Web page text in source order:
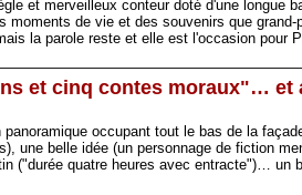
et merveilleux conteur doté d'une longue
de vie et des souvenirs que
la parole reste et elle est l'occasion pour
et cinq contes moraux"… et
occupant tout le bas de la
une belle idée (un personnage de fiction
("durée quatre heures avec entracte")… un